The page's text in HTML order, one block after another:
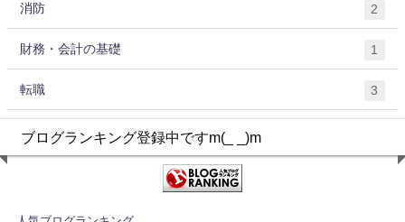
消防 2
財務・会計の基礎 1
転職 3
ブログランキング登録中ですm(_ _)m